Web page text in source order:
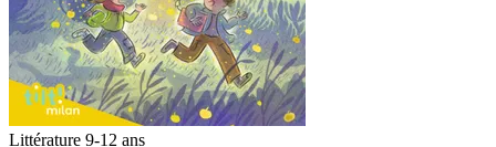
Littérature 9-12 ans